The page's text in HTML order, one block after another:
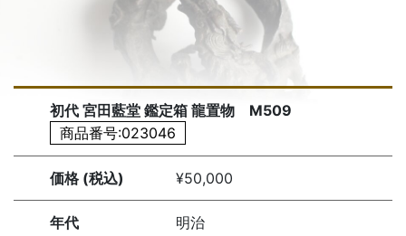
初代 宮田藍堂 鑑定箱 龍置物 M509
商品番号:023046
価格 (税込) ¥50,000
年代 明治